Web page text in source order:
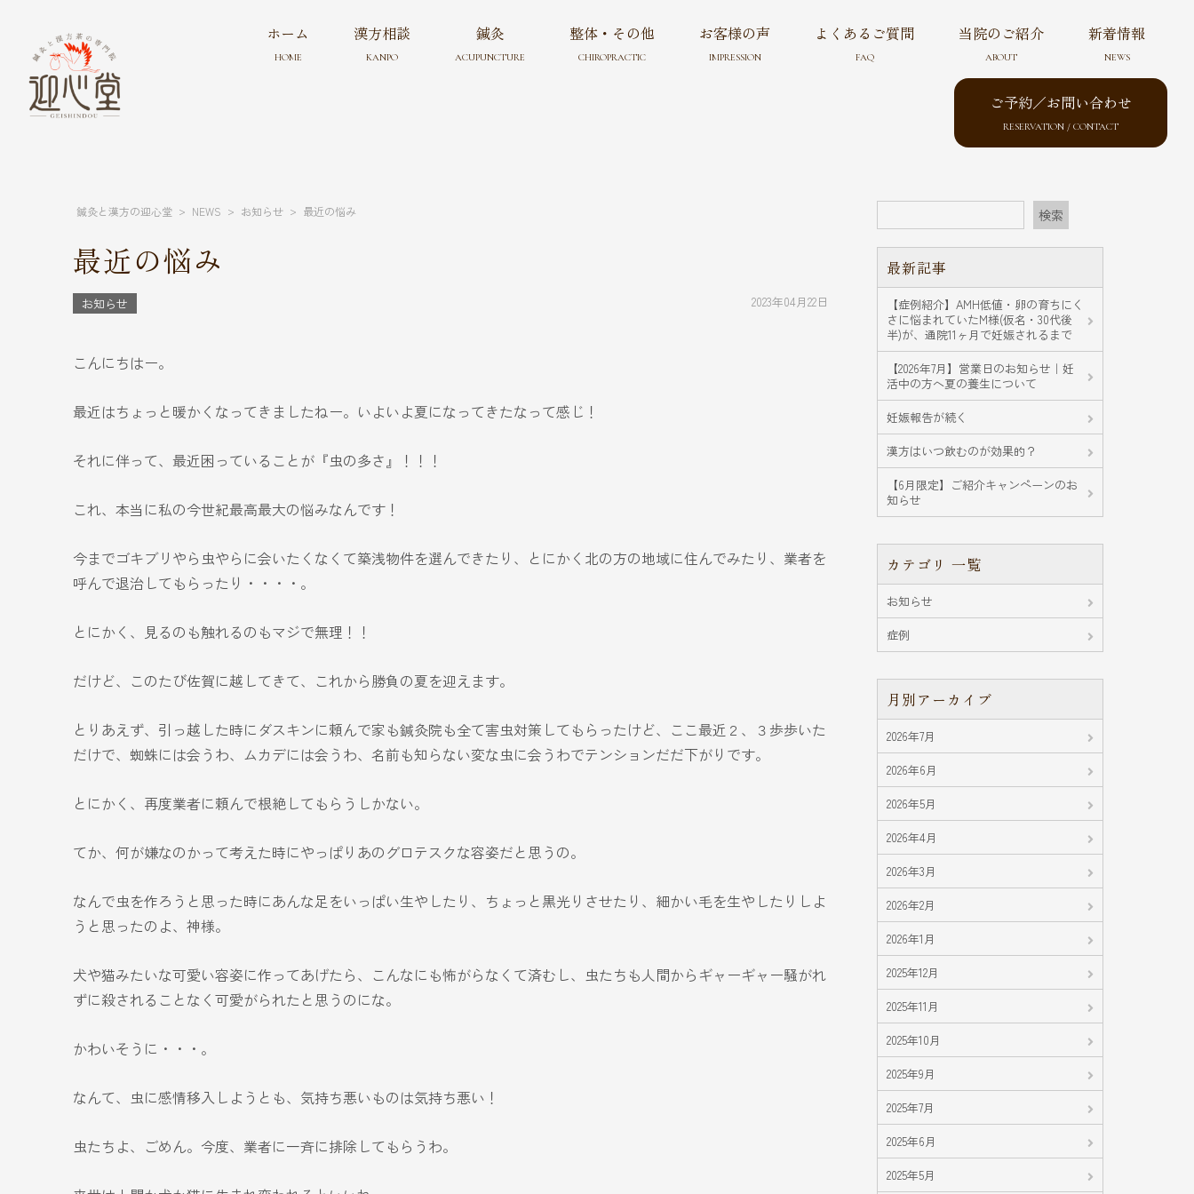
ホーム
HOME
漢方相談
KANPO
鍼灸
ACUPUNCTURE
整体・その他
CHIROPRACTIC
お客様の声
IMPRESSION
よくあるご質問
FAQ
当院のご紹介
ABOUT
新着情報
NEWS
ご予約／お問い合わせ
RESERVATION / CONTACT
鍼灸と漢方の迎心堂 > NEWS > お知らせ > 最近の悩み
最近の悩み
お知らせ 2023年04月22日
こんにちはー。
最近はちょっと暖かくなってきましたねー。いよいよ夏になってきたなって感じ！
それに伴って、最近困っていることが『虫の多さ』！！！
これ、本当に私の今世紀最高最大の悩みなんです！
今までゴキブリやら虫やらに会いたくなくて築浅物件を選んできたり、とにかく北の方の地域に住んでみたり、業者を
呼んで退治してもらったり・・・・。
とにかく、見るのも触れるのもマジで無理！！
だけど、このたび佐賀に越してきて、これから勝負の夏を迎えます。
とりあえず、引っ越した時にダスキンに頼んで家も鍼灸院も全て害虫対策してもらったけど、ここ最近２、３歩歩いた
だけで、蜘蛛には会うわ、ムカデには会うわ、名前も知らない変な虫に会うわでテンションだだ下がりです。
とにかく、再度業者に頼んで根絶してもらうしかない。
てか、何が嫌なのかって考えた時にやっぱりあのグロテスクな容姿だと思うの。
なんで虫を作ろうと思った時にあんな足をいっぱい生やしたり、ちょっと黒光りさせたり、細かい毛を生やしたりしよ
うと思ったのよ、神様。
犬や猫みたいな可愛い容姿に作ってあげたら、こんなにも怖がらなくて済むし、虫たちも人間からギャーギャー騒がれ
ずに殺されることなく可愛がられたと思うのにな。
かわいそうに・・・。
なんて、虫に感情移入しようとも、気持ち悪いものは気持ち悪い！
虫たちよ、ごめん。今度、業者に一斉に排除してもらうわ。
検索
最新記事
【症例紹介】AMH低値・卵の育ちにく
さに悩まれていたM様(仮名・30代後
半)が、通院11ヶ月で妊娠されるまで
【2026年7月】営業日のお知らせ｜妊
活中の方へ夏の養生について
妊娠報告が続く
漢方はいつ飲むのが効果的？
【6月限定】ご紹介キャンペーンのお
知らせ
カテゴリ 一覧
お知らせ
症例
月別アーカイブ
2026年7月
2026年6月
2026年5月
2026年4月
2026年3月
2026年2月
2026年1月
2025年12月
2025年11月
2025年10月
2025年9月
2025年7月
2025年6月
2025年5月